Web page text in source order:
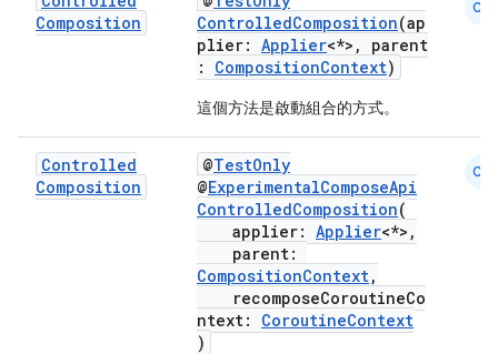
Composition
ControlledComposition(ap
plier: Applier<*>, parent
: CompositionContext)
這個方法是啟動組合的方式。
CM
Controlled
Composition
@TestOnly
@ExperimentalComposeApi
ControlledComposition(
applier: Applier<*>,
parent:
CompositionContext,
recomposeCoroutineCo
ntext: CoroutineContext
)
CM